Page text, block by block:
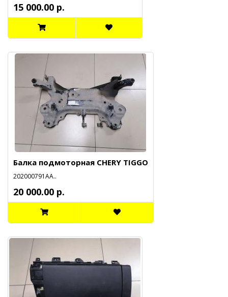
15 000.00 р.
Балка подмоторная CHERY TIGGO
202000791АА..
20 000.00 р.